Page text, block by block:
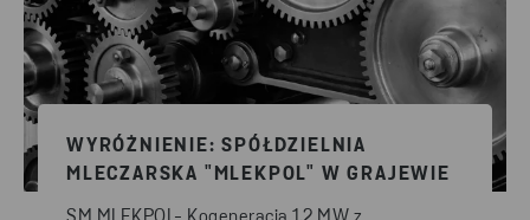
WYRÓŻNIENIE: SPÓŁDZIELNIA
MLECZARSKA "MLEKPOL" W GRAJEWIE